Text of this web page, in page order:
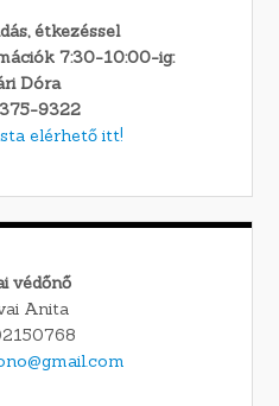
étkezéssel
7:30-10:00-ig:
Dóra
9322
elérhető itt!
védőnő
Anita